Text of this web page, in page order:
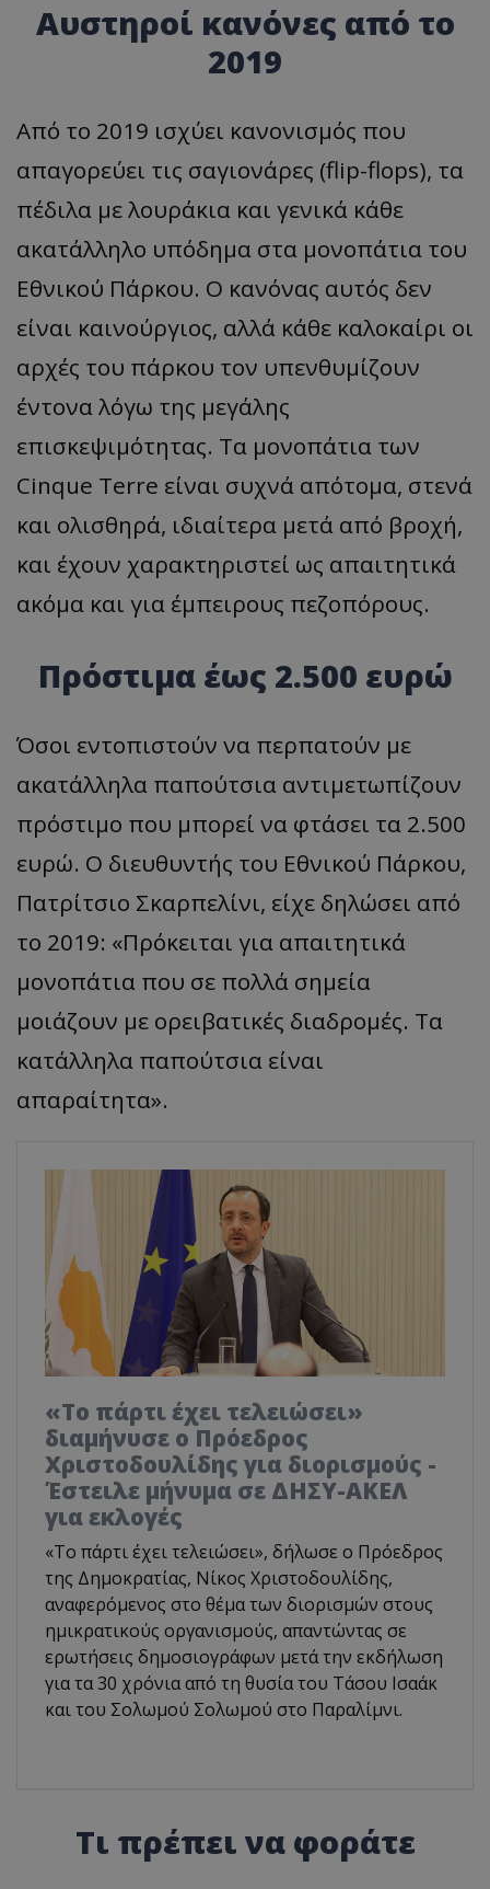
Αυστηροί κανόνες από το
2019
Από το 2019 ισχύει κανονισμός που
απαγορεύει τις σαγιονάρες (flip-flops), τα
πέδιλα με λουράκια και γενικά κάθε
ακατάλληλο υπόδημα στα μονοπάτια του
Εθνικού Πάρκου. Ο κανόνας αυτός δεν
είναι καινούργιος, αλλά κάθε καλοκαίρι οι
αρχές του πάρκου τον υπενθυμίζουν
έντονα λόγω της μεγάλης
επισκεψιμότητας. Τα μονοπάτια των
Cinque Terre είναι συχνά απότομα, στενά
και ολισθηρά, ιδιαίτερα μετά από βροχή,
και έχουν χαρακτηριστεί ως απαιτητικά
ακόμα και για έμπειρους πεζοπόρους.
Πρόστιμα έως 2.500 ευρώ
Όσοι εντοπιστούν να περπατούν με
ακατάλληλα παπούτσια αντιμετωπίζουν
πρόστιμο που μπορεί να φτάσει τα 2.500
ευρώ. Ο διευθυντής του Εθνικού Πάρκου,
Πατρίτσιο Σκαρπελίνι, είχε δηλώσει από
το 2019: «Πρόκειται για απαιτητικά
μονοπάτια που σε πολλά σημεία
μοιάζουν με ορειβατικές διαδρομές. Τα
κατάλληλα παπούτσια είναι
απαραίτητα».
«Το πάρτι έχει τελειώσει»
διαμήνυσε ο Πρόεδρος
Χριστοδουλίδης για διορισμούς -
Έστειλε μήνυμα σε ΔΗΣΥ-ΑΚΕΛ
για εκλογές
«Το πάρτι έχει τελειώσει», δήλωσε ο Πρόεδρος
της Δημοκρατίας, Νίκος Χριστοδουλίδης,
αναφερόμενος στο θέμα των διορισμών στους
ημικρατικούς οργανισμούς, απαντώντας σε
ερωτήσεις δημοσιογράφων μετά την εκδήλωση
για τα 30 χρόνια από τη θυσία του Τάσου Ισαάκ
και του Σολωμού Σολωμού στο Παραλίμνι.
Τι πρέπει να φοράτε